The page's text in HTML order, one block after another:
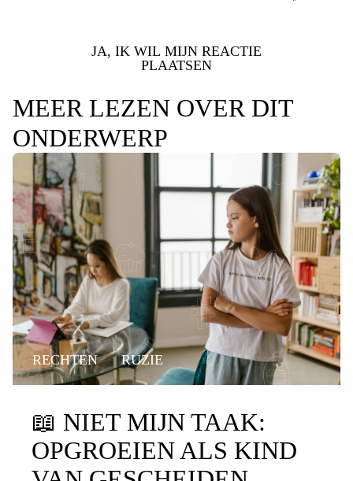
JA, IK WIL MIJN REACTIE
PLAATSEN
MEER LEZEN OVER DIT
ONDERWERP
RECHTEN RUZIE
📖 NIET MIJN TAAK:
OPGROEIEN ALS KIND